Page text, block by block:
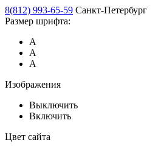
8(812) 993-65-59 Санкт-Петербург
Размер шрифта:
А
А
А
Изображения
Выключить
Включить
Цвет сайта